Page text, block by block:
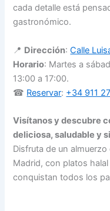
cada detalle está
gastronómico.
📍 Dirección:Calle
Horario: Martes a
13:00 a 17:00.
☎ Reservar: +34 911
Visítanos y descubre
deliciosa, saludable y
Disfruta de un
Madrid, con platos
conquistan todos los